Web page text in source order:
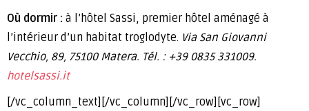
Où dormir : à l’hôtel Sassi, premier hôtel aménagé à
l’intérieur d’un habitat troglodyte. Via San Giovanni
Vecchio, 89, 75100 Matera. Tél. : +39 0835 331009.
hotelsassi.it
[/vc_column_text][/vc_column][/vc_row][vc_row]